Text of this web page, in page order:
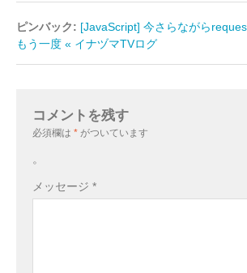
ピンバック: [JavaScript] 今さらながら
もう一度 « イナヅマTVログ
コメントを残す
必須欄は * がついています
。
メッセージ *